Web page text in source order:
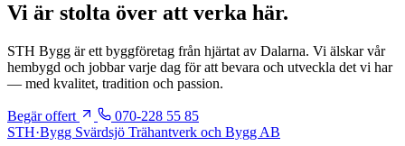
Vi är stolta över att verka här.
STH Bygg är ett byggföretag från hjärtat av Dalarna. Vi älskar vår
hembygd och jobbar varje dag för att bevara och utveckla det vi har
— med kvalitet, tradition och passion.
Begär offert
070-228 55 85
STH·Bygg Svärdsjö Trähantverk och Bygg AB